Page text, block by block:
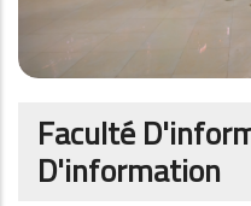
Faculté
D'information